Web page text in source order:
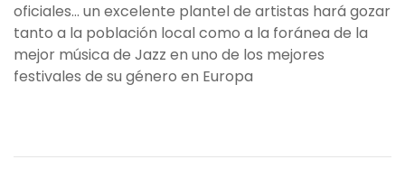
oficiales… un excelente plantel de artistas hará gozar
tanto a la población local como a la foránea de la
mejor música de Jazz en uno de los mejores
festivales de su género en Europa